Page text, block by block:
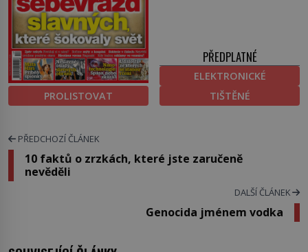
PROLISTOVAT
PŘEDPLATNÉ
ELEKTRONICKÉ
TIŠTĚNÉ
PŘEDCHOZÍ ČLÁNEK
10 faktů o zrzkách, které jste zaručeně
nevěděli
DALŠÍ ČLÁNEK
Genocida jménem vodka